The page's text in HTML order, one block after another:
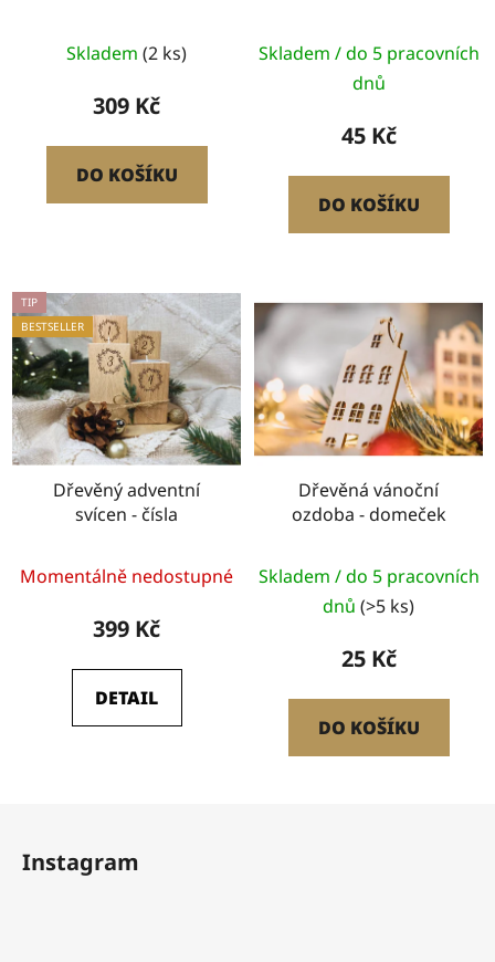
Skladem (2 ks)
309 Kč
DO KOŠÍKU
Skladem / do 5 pracovních
dnů
45 Kč
DO KOŠÍKU
TIP
BESTSELLER
Dřevěný adventní
svícen - čísla
hodnocení
produktu
5,0
z
Momentálně nedostupné
399 Kč
DETAIL
Dřevěná vánoční
ozdoba - domeček
Skladem / do 5 pracovních
dnů (>5 ks)
25 Kč
DO KOŠÍKU
Instagram